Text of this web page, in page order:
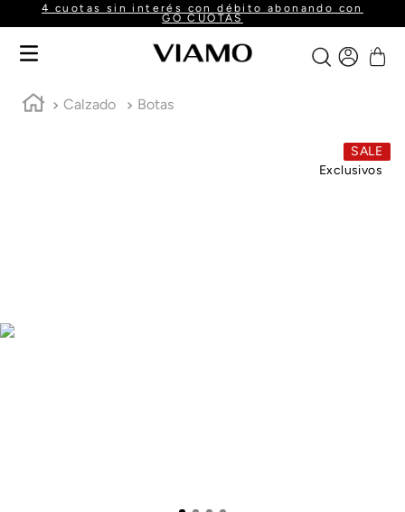
4 cuotas sin interés con débito abonando con
GO CUOTAS
Calzado Botas
SALE
Exclusivos